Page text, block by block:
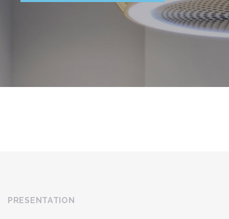
PRESENTATION